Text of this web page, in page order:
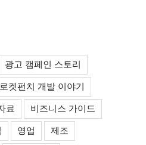
광고 캠페인 스토리
로켓펀치 개발 이야기
료 비즈니스 가이드
영업 제조